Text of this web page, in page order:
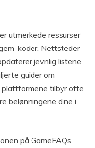
utmerkede ressurser
koder. Nettsteder
jevnlig listene
guider om
plattformene tilbyr ofte
belønningene dine i
på GameFAQs